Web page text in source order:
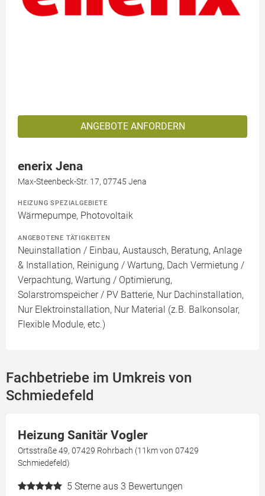
ANGEBOTE ANFORDERN
enerix Jena
Max-Steenbeck-Str. 17, 07745 Jena
HEIZUNG SPEZIALGEBIETE
Wärmepumpe, Photovoltaik
ANGEBOTENE TÄTIGKEITEN
Neuinstallation / Einbau, Austausch, Beratung, Anlage
& Installation, Reinigung / Wartung, Dach Vermietung /
Verpachtung, Wartung / Optimierung,
Solarstromspeicher / PV Batterie, Nur Dachinstallation,
Nur Elektroinstallation, Nur Material (z.B. Balkonsolar,
Flexible Module, etc.)
Fachbetriebe im Umkreis von
Schmiedefeld
Heizung Sanitär Vogler
Ortsstraße 49, 07429 Rohrbach (11km von 07429
Schmiedefeld)
5 Sterne aus 3 Bewertungen